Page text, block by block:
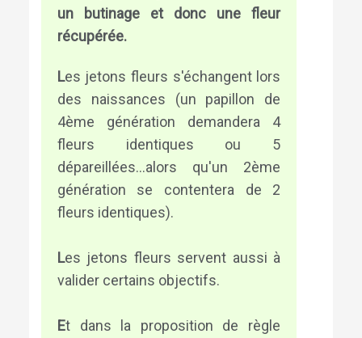
un butinage et donc une fleur
récupérée.
Les jetons fleurs s'échangent lors
des naissances (un papillon de
4ème génération demandera 4
fleurs identiques ou 5
dépareillées...alors qu'un 2ème
génération se contentera de 2
fleurs identiques).
Les jetons fleurs servent aussi à
valider certains objectifs.
Et dans la proposition de règle